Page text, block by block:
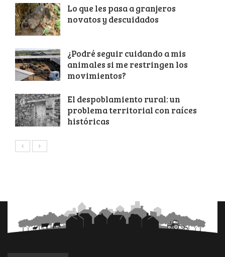
Lo que les pasa a granjeros
novatos y descuidados
¿Podré seguir cuidando a mis
animales si me restringen los
movimientos?
El despoblamiento rural: un
problema territorial con raíces
históricas